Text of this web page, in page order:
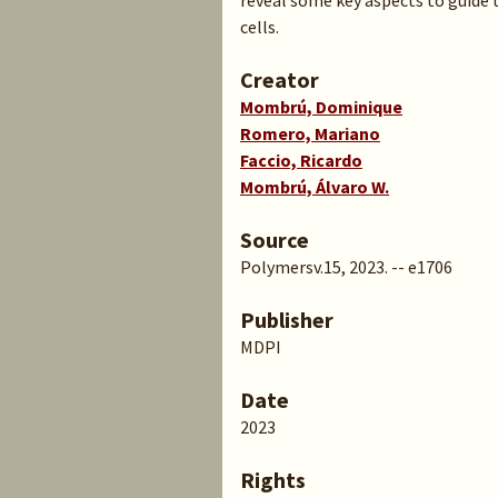
cells.
Creator
Mombrú, Dominique
Romero, Mariano
Faccio, Ricardo
Mombrú, Álvaro W.
Source
Polymersv.15, 2023. -- e1706
Publisher
MDPI
Date
2023
Rights